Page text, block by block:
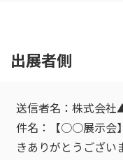
出展者側
送信者名：株式会
件名：【○○展示会
きありがとうござい